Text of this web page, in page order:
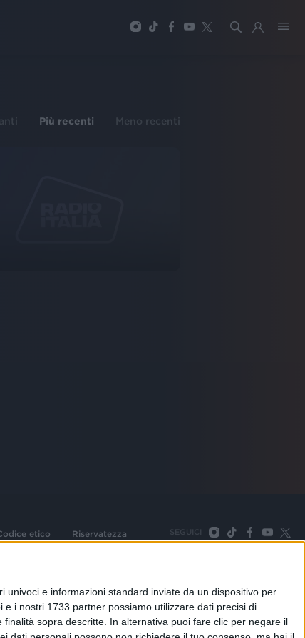
e informazioni standard inviate da un dispositivo per
e i nostri 1733 partner possiamo utilizzare dati precisi di
sopra descritte. In alternativa puoi fare clic per negare il
Più recenti Meno recenti
etico Riservatezza SEGUICI
Monzese (Mi) |Tel. +39 02 254441 | Fax +39
TORNA SU